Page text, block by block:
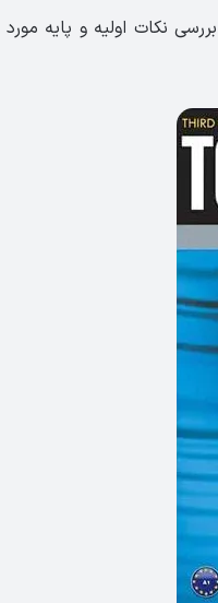
نکات اولیه و پایه مورد